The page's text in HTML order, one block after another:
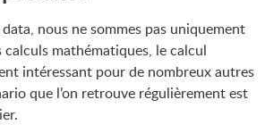
nous ne sommes pas uniquement
mathématiques, le calcul
intéressant pour de nombreux autres
que l’on retrouve régulièrement est